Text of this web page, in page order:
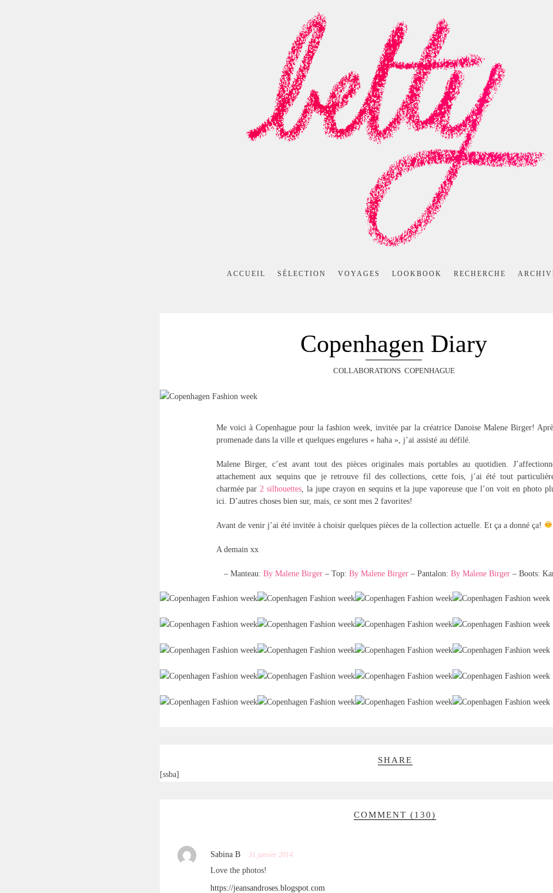
ACCUEIL SÉLECTION VOYAGES LOOKBOOK RECHERCHE
Copenhagen Diary
COLLABORATIONS, COPENHAGUE
Me voici à Copenhague pour la fashion week, invitée par la créatrice Danoise Malene Birger!
promenade dans la ville et quelques engelures « haha », j’ai assisté au défilé.
Malene Birger, c’est avant tout des pièces originales mais portables au quotidien.
attachement aux sequins que je retrouve fil des collections, cette fois, j’ai été tout
charmée par2 silhouettes, la jupe crayon en sequins et la jupe vaporeuse que l’on voit en photo
ici. D’autres choses bien sur, mais, ce sont mes 2 favorites!
Avant de venir j’ai été invitée à choisir quelques pièces de la collection actuelle. Et ça a donné ça!
A demain xx
– Manteau: By Malene Birger – Top: By Malene Birger – Pantalon: By Malene Birger – Boots:
SHARE
[ssba]
COMMENT (130)
Sabina B 31 janvier 2014
Love the photos!
https://jeansandroses.blogspot.com